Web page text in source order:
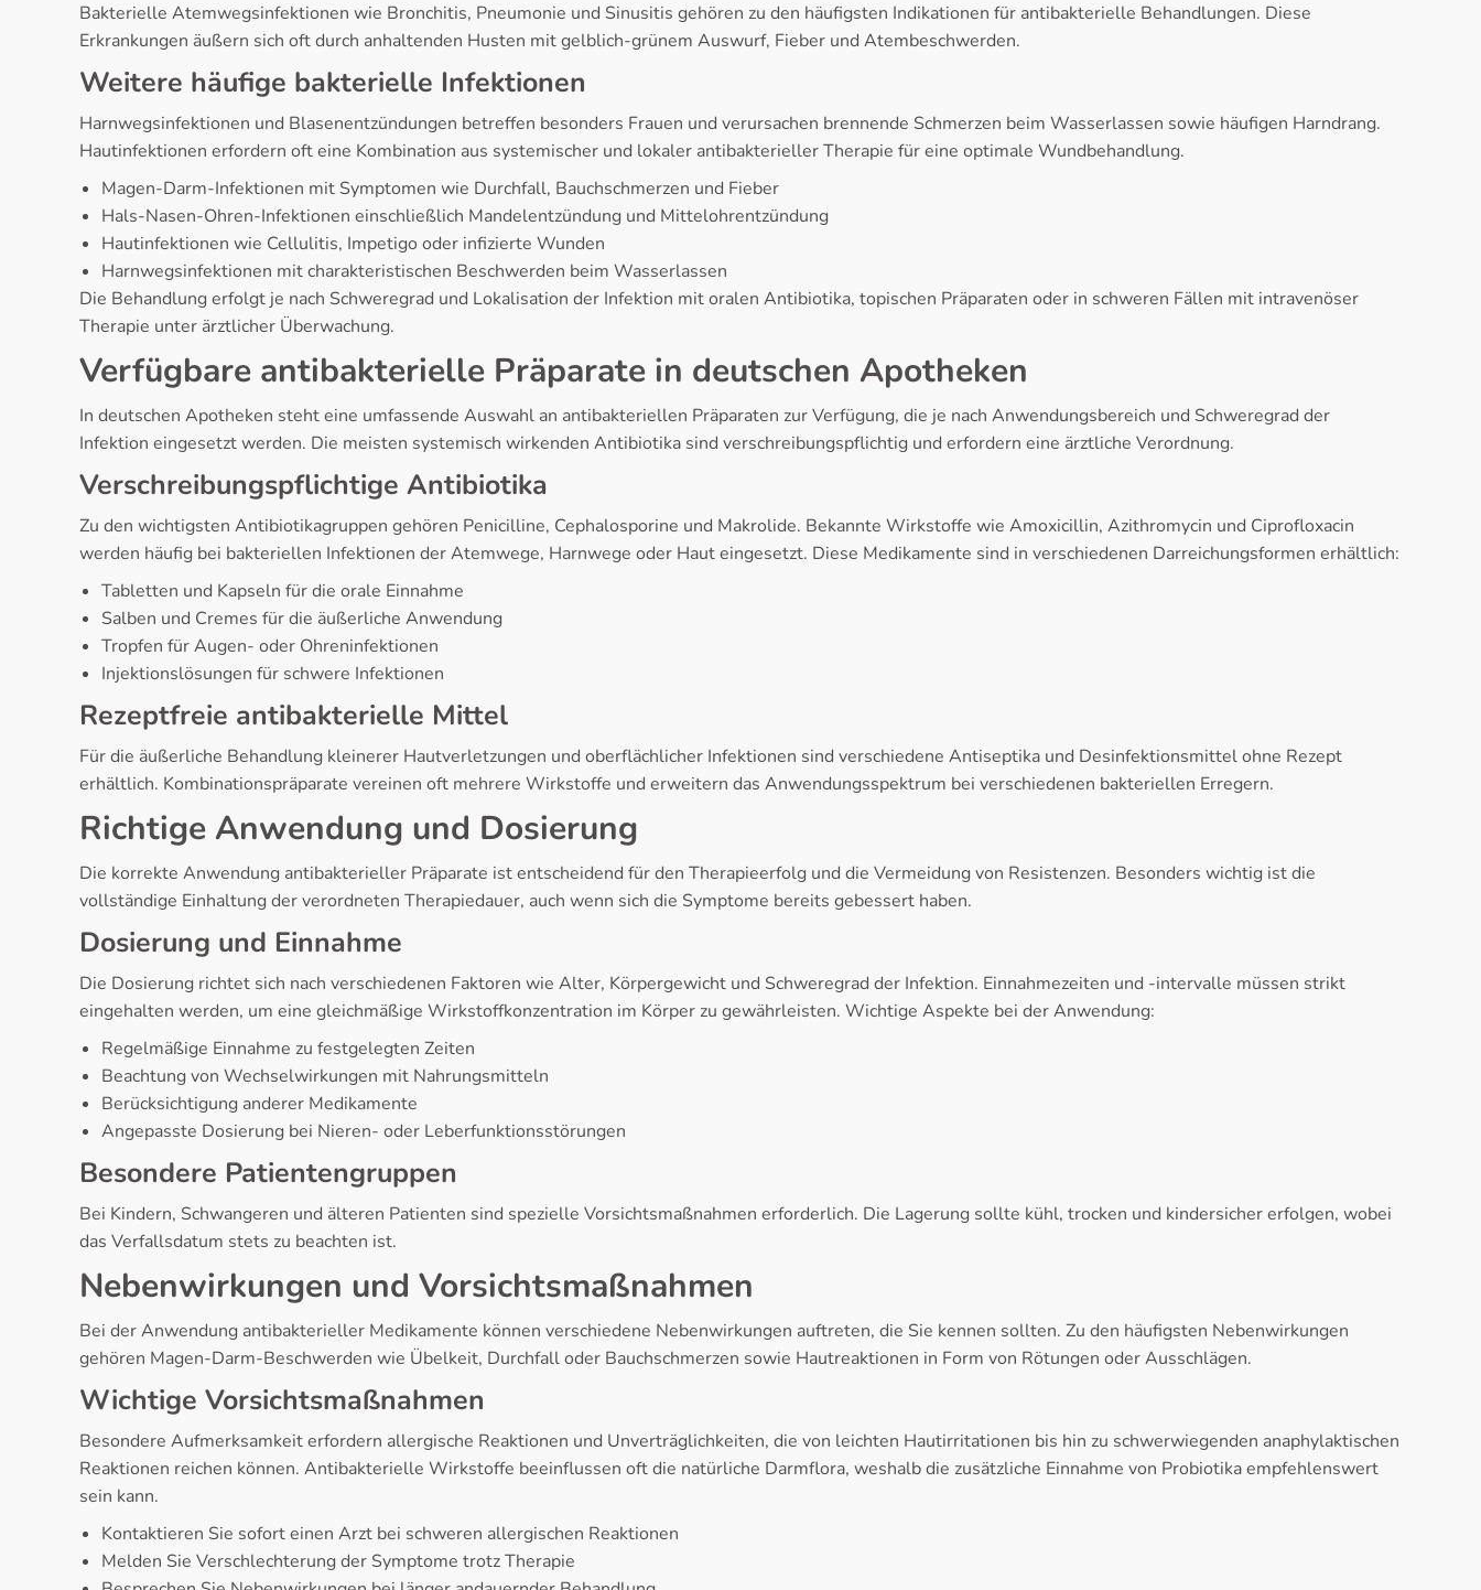
Bakterielle Atemwegsinfektionen wie Bronchitis, Pneumonie und Sinusitis gehören zu den häufigsten Indikationen für antibakterielle Behandlungen. Diese
Erkrankungen äußern sich oft durch anhaltenden Husten mit gelblich-grünem Auswurf, Fieber und Atembeschwerden.
Weitere häufige bakterielle Infektionen
Harnwegsinfektionen und Blasenentzündungen betreffen besonders Frauen und verursachen brennende Schmerzen beim Wasserlassen sowie häufigen Harndrang.
Hautinfektionen erfordern oft eine Kombination aus systemischer und lokaler antibakterieller Therapie für eine optimale Wundbehandlung.
Magen-Darm-Infektionen mit Symptomen wie Durchfall, Bauchschmerzen und Fieber
Hals-Nasen-Ohren-Infektionen einschließlich Mandelentzündung und Mittelohrentzündung
Hautinfektionen wie Cellulitis, Impetigo oder infizierte Wunden
Harnwegsinfektionen mit charakteristischen Beschwerden beim Wasserlassen
Die Behandlung erfolgt je nach Schweregrad und Lokalisation der Infektion mit oralen Antibiotika, topischen Präparaten oder in schweren Fällen mit intravenöser
Therapie unter ärztlicher Überwachung.
Verfügbare antibakterielle Präparate in deutschen Apotheken
In deutschen Apotheken steht eine umfassende Auswahl an antibakteriellen Präparaten zur Verfügung, die je nach Anwendungsbereich und Schweregrad der
Infektion eingesetzt werden. Die meisten systemisch wirkenden Antibiotika sind verschreibungspflichtig und erfordern eine ärztliche Verordnung.
Verschreibungspflichtige Antibiotika
Zu den wichtigsten Antibiotikagruppen gehören Penicilline, Cephalosporine und Makrolide. Bekannte Wirkstoffe wie Amoxicillin, Azithromycin und Ciprofloxacin
werden häufig bei bakteriellen Infektionen der Atemwege, Harnwege oder Haut eingesetzt. Diese Medikamente sind in verschiedenen Darreichungsformen erhältlich:
Tabletten und Kapseln für die orale Einnahme
Salben und Cremes für die äußerliche Anwendung
Tropfen für Augen- oder Ohreninfektionen
Injektionslösungen für schwere Infektionen
Rezeptfreie antibakterielle Mittel
Für die äußerliche Behandlung kleinerer Hautverletzungen und oberflächlicher Infektionen sind verschiedene Antiseptika und Desinfektionsmittel ohne Rezept
erhältlich. Kombinationspräparate vereinen oft mehrere Wirkstoffe und erweitern das Anwendungsspektrum bei verschiedenen bakteriellen Erregern.
Richtige Anwendung und Dosierung
Die korrekte Anwendung antibakterieller Präparate ist entscheidend für den Therapieerfolg und die Vermeidung von Resistenzen. Besonders wichtig ist die
vollständige Einhaltung der verordneten Therapiedauer, auch wenn sich die Symptome bereits gebessert haben.
Dosierung und Einnahme
Die Dosierung richtet sich nach verschiedenen Faktoren wie Alter, Körpergewicht und Schweregrad der Infektion. Einnahmezeiten und -intervalle müssen strikt
eingehalten werden, um eine gleichmäßige Wirkstoffkonzentration im Körper zu gewährleisten. Wichtige Aspekte bei der Anwendung:
Regelmäßige Einnahme zu festgelegten Zeiten
Beachtung von Wechselwirkungen mit Nahrungsmitteln
Berücksichtigung anderer Medikamente
Angepasste Dosierung bei Nieren- oder Leberfunktionsstörungen
Besondere Patientengruppen
Bei Kindern, Schwangeren und älteren Patienten sind spezielle Vorsichtsmaßnahmen erforderlich. Die Lagerung sollte kühl, trocken und kindersicher erfolgen, wobei
das Verfallsdatum stets zu beachten ist.
Nebenwirkungen und Vorsichtsmaßnahmen
Bei der Anwendung antibakterieller Medikamente können verschiedene Nebenwirkungen auftreten, die Sie kennen sollten. Zu den häufigsten Nebenwirkungen
gehören Magen-Darm-Beschwerden wie Übelkeit, Durchfall oder Bauchschmerzen sowie Hautreaktionen in Form von Rötungen oder Ausschlägen.
Wichtige Vorsichtsmaßnahmen
Besondere Aufmerksamkeit erfordern allergische Reaktionen und Unverträglichkeiten, die von leichten Hautirritationen bis hin zu schwerwiegenden anaphylaktischen
Reaktionen reichen können. Antibakterielle Wirkstoffe beeinflussen oft die natürliche Darmflora, weshalb die zusätzliche Einnahme von Probiotika empfehlenswert
sein kann.
Kontaktieren Sie sofort einen Arzt bei schweren allergischen Reaktionen
Melden Sie Verschlechterung der Symptome trotz Therapie